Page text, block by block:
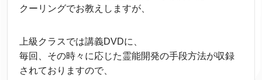
クーリングでお教えしますが、
上級クラスでは講義DVDに、
毎回、その時々に応じた霊能開発の手段方法が収録
されておりますので、